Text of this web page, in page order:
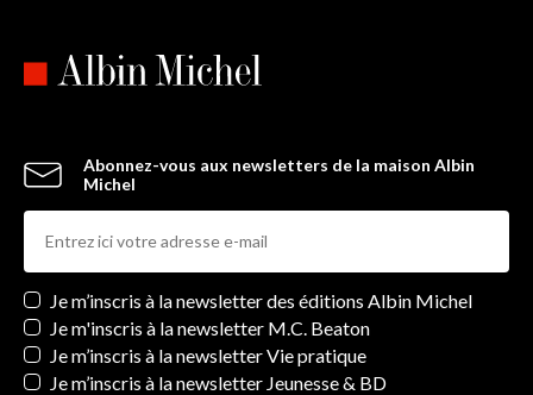
Abonnez-vous aux newsletters de la maison Albin
Michel
Newsletters
Je m’inscris à la newsletter des éditions Albin Michel
Je m'inscris à la newsletter M.C. Beaton
Je m’inscris à la newsletter Vie pratique
Je m’inscris à la newsletter Jeunesse & BD